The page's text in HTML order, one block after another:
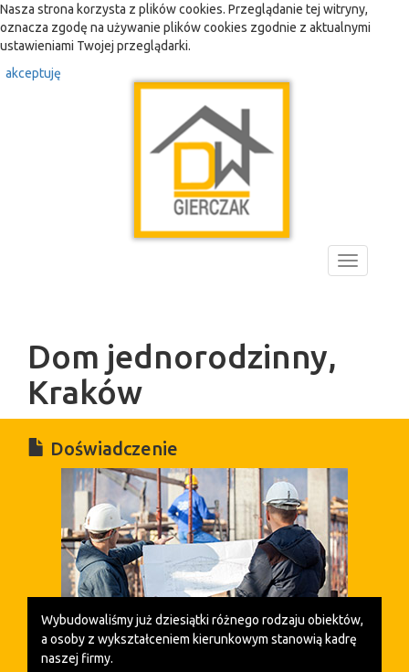
Nasza strona korzysta z plików cookies. Przeglądanie tej witryny,
oznacza zgodę na używanie plików cookies zgodnie z aktualnymi
ustawieniami Twojej przeglądarki.
akceptuję
Toggle
navigation
Dom jednorodzinny,
Kraków
Doświadczenie
Wybudowaliśmy już dziesiątki różnego rodzaju obiektów,
a osoby z wykształceniem kierunkowym stanowią kadrę
naszej firmy.